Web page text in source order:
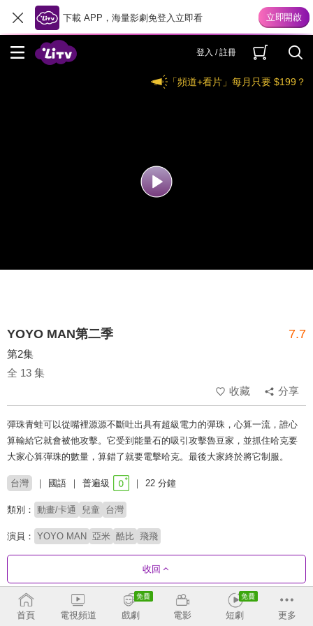
下載 APP，海量影劇免登入立即看
登入 / 註冊
「頻道+看片」每月只要 $199？
YOYO MAN第二季 7.7
第2集
全 13 集
收藏
分享
彈珠青蛙可以從嘴裡源源不斷吐出具有超級電力的彈珠，心算一流，誰心
算輸給它就會被他攻擊。它受到能量石的吸引攻擊魯豆家，並抓住哈克要
大家心算彈珠的數量，算錯了就要電擊哈克。最後大家終於將它制服。
台灣 國語 普遍級 22 分鐘
類別： 動畫/卡通 兒童 台灣
演員： YOYO MAN 亞米 酷比 飛飛
收回
劇集列表 正序
首頁 電視頻道 戲劇 電影 短劇 更多